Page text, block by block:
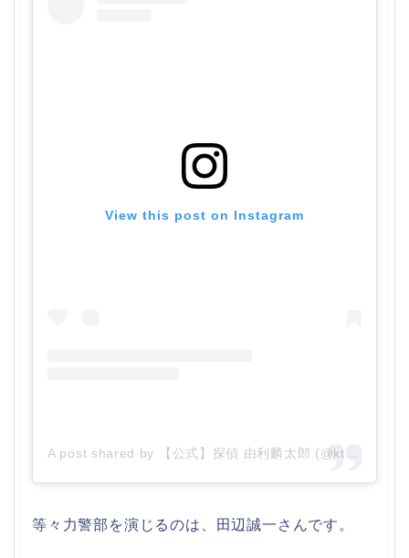
View this post on Instagram
等々力警部を演じるのは、田辺誠一さんです。